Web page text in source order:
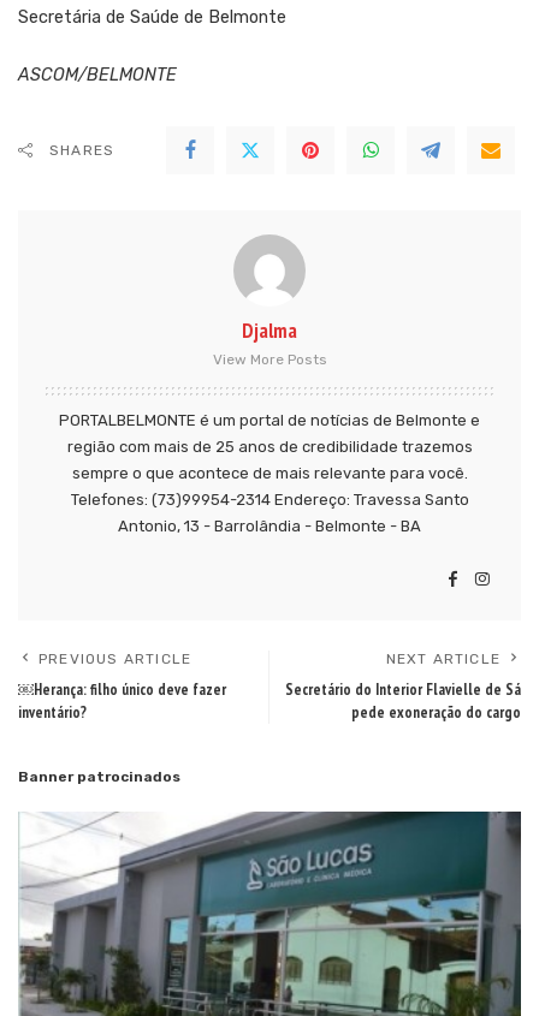
Secretária de Saúde de Belmonte
ASCOM/BELMONTE
SHARES
Djalma
View More Posts
PORTALBELMONTE é um portal de notícias de Belmonte e
região com mais de 25 anos de credibilidade trazemos
sempre o que acontece de mais relevante para você.
Telefones: (73)99954-2314 Endereço: Travessa Santo
Antonio, 13 - Barrolândia - Belmonte - BA
PREVIOUS ARTICLE
￼Herança: filho único deve fazer
inventário?
NEXT ARTICLE
Secretário do Interior Flavielle de Sá
pede exoneração do cargo
Banner patrocinados